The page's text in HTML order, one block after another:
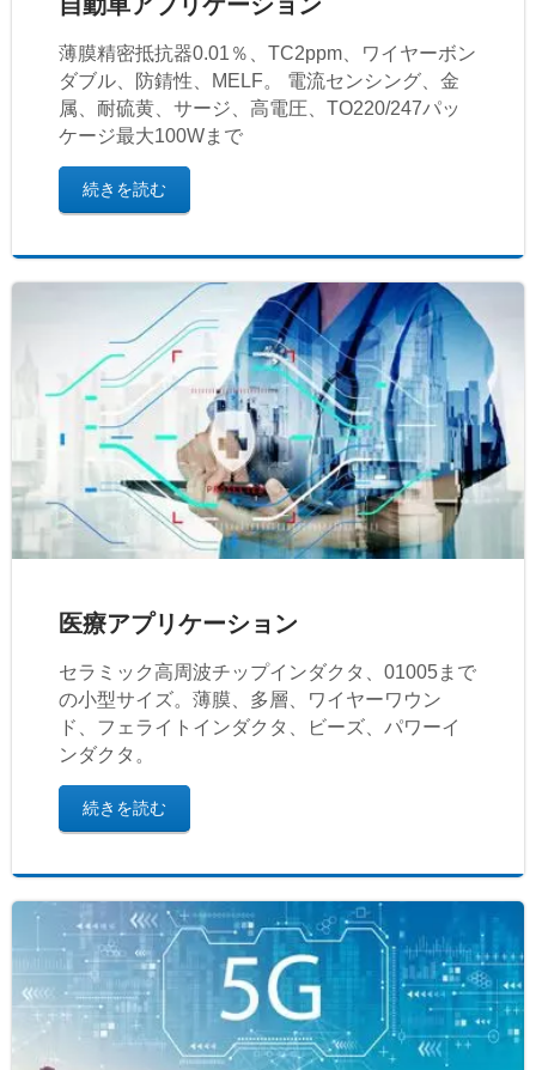
薄膜精密抵抗器0.01％、TC2ppm、ワイヤーボン
ダブル、防錆性、MELF。 電流センシング、金
属、耐硫黄、サージ、高電圧、TO220/247パッ
ケージ最大100Wまで
続きを読む
医療アプリケーション
セラミック高周波チップインダクタ、01005まで
の小型サイズ。薄膜、多層、ワイヤーワウン
ド、フェライトインダクタ、ビーズ、パワーイ
ンダクタ。
続きを読む